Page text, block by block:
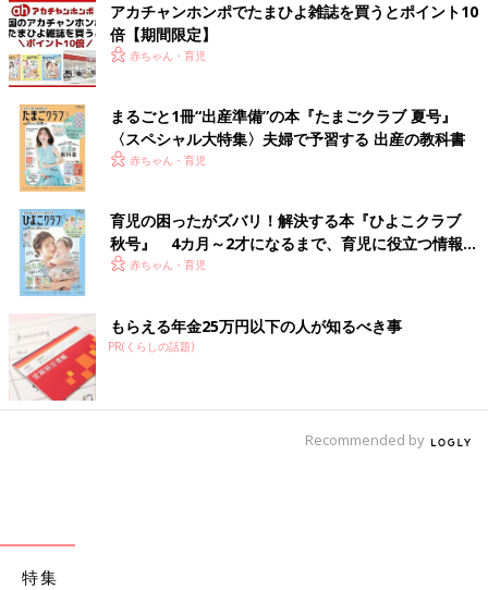
アカチャンホンポでたまひよ雑誌を買うとポイント10
倍【期間限定】
赤ちゃん・育児
まるごと1冊“出産準備”の本『たまごクラブ 夏号』
〈スペシャル大特集〉夫婦で予習する 出産の教科書
赤ちゃん・育児
育児の困ったがズバリ！解決する本『ひよこクラブ
秋号』 4カ月～2才になるまで、育児に役立つ情報が
いっぱい！
赤ちゃん・育児
もらえる年金25万円以下の人が知るべき事
PR(くらしの話題)
Recommended by
特集